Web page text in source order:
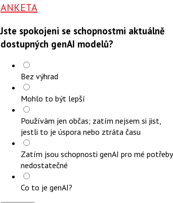
ANKETA
Jste spokojeni se schopnostmi aktuálně
dostupných genAI modelů?
Bez výhrad
Mohlo to být lepší
Používám jen občas; zatím nejsem si jist,
jestli to je úspora nebo ztráta času
Zatím jsou schopnosti genAI pro mé potřeby
nedostatečné
Co to je genAI?